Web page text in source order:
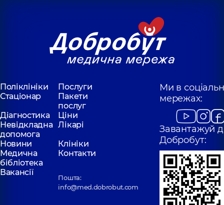
Поліклініки
Послуги
Стаціонар
Пакети
послуг
Діагностика
Ціни
Невідкладна
допомога
Лікарі
Новини
Клініки
Медична
бібліотека
Контакти
Вакансії
Пошта:
info@med.dobrobut.com
Ми в
мережах:
Завантажуй
Добробут: